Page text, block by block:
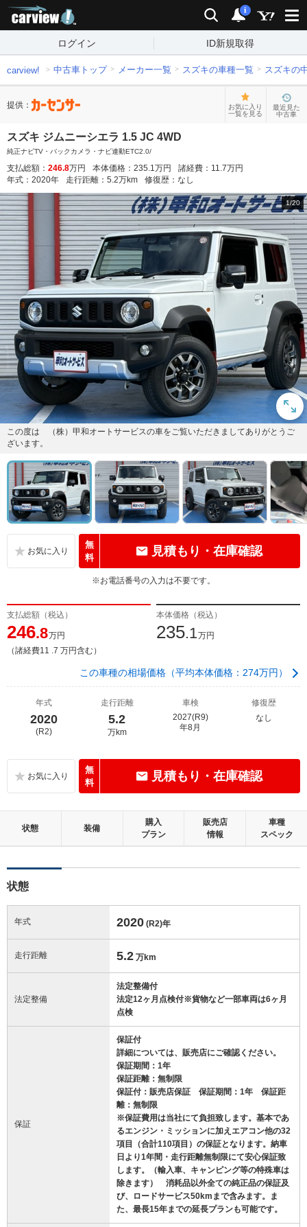
検索 通知
i
ログイン ID新規取得
carview! 中古車トップ メーカー一覧 スズキの車種一覧 スズキの
提供：
お気に入り
一覧を見る
最近見た
中古車
スズキ ジムニーシエラ 1.5 JC 4WD
純正ナビTV・バックカメラ・ナビ連動ETC2.0/
支払総額： 246.8万円 本体価格： 235.1万円 諸経費： 11.7万円
年式： 2020年 走行距離： 5.2万km 修復歴： なし
1/20
この度は （株）甲和オートサービスの車をご覧いただきましてありがとうご
ざいます。
無
料
見積もり・在庫確認
※お電話番号の入力は不要です。
支払総額（税込）
246.8万円
（諸経費11 .7 万円含む）
本体価格（税込）
235.1万円
この車種の相場価格（平均本体価格：274万円）
年式
2020
(R2)
走行距離
5.2
万km
車検
2027(R9)
年8月
修復歴
なし
無
料
見積もり・在庫確認
状態 装備
購入
プラン
販売店
情報
車種
スペック
状態
年式 2020 (R2)年
走行距離 5.2 万km
法定整備
法定整備付
法定12ヶ月点検付※貨物など一部車両は6ヶ月
点検
保証
保証付
詳細については、販売店にご確認ください。
保証期間：1年
保証距離：無制限
保証付：販売店保証 保証期間：1年 保証距
離：無制限
※保証費用は当社にて負担致します。基本であ
るエンジン・ミッションに加えエアコン他の32
項目（合計110項目）の保証となります。納車
日より1年間・走行距離無制限にて安心保証致
します。（輸入車、キャンピング等の特殊車は
除きます） 消耗品以外全ての純正品の保証及
び、ロードサービス50kmまで含みます。ま
た、最長15年までの延長プランも可能です。